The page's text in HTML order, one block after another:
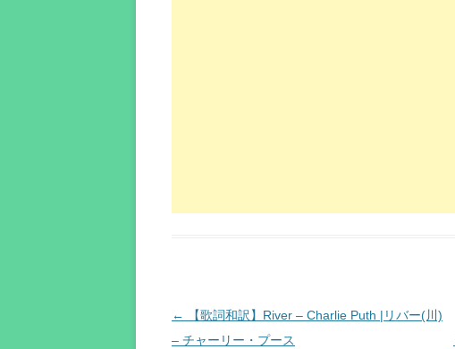
投
稿
←
【歌詞和訳】River – Charlie Puth |リバー(川)
– チャーリー・プース